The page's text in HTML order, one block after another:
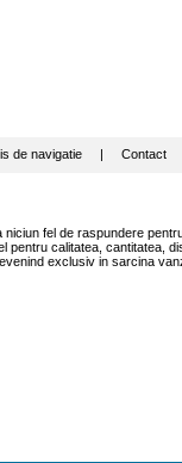
de navigatie| Contact
niciun fel de raspundere
pentru calitatea, cantitatea,
exclusiv in sarcina